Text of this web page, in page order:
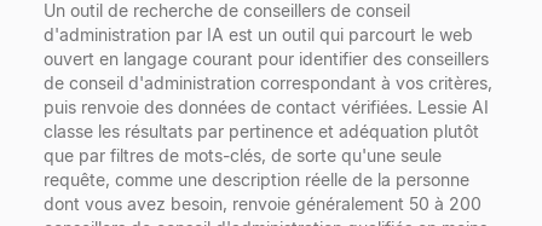
Un outil de recherche de conseillers de conseil
d'administration par IA est un outil qui parcourt le web
ouvert en langage courant pour identifier des conseillers
de conseil d'administration correspondant à vos critères,
puis renvoie des données de contact vérifiées. Lessie AI
classe les résultats par pertinence et adéquation plutôt
que par filtres de mots-clés, de sorte qu'une seule
requête, comme une description réelle de la personne
dont vous avez besoin, renvoie généralement 50 à 200